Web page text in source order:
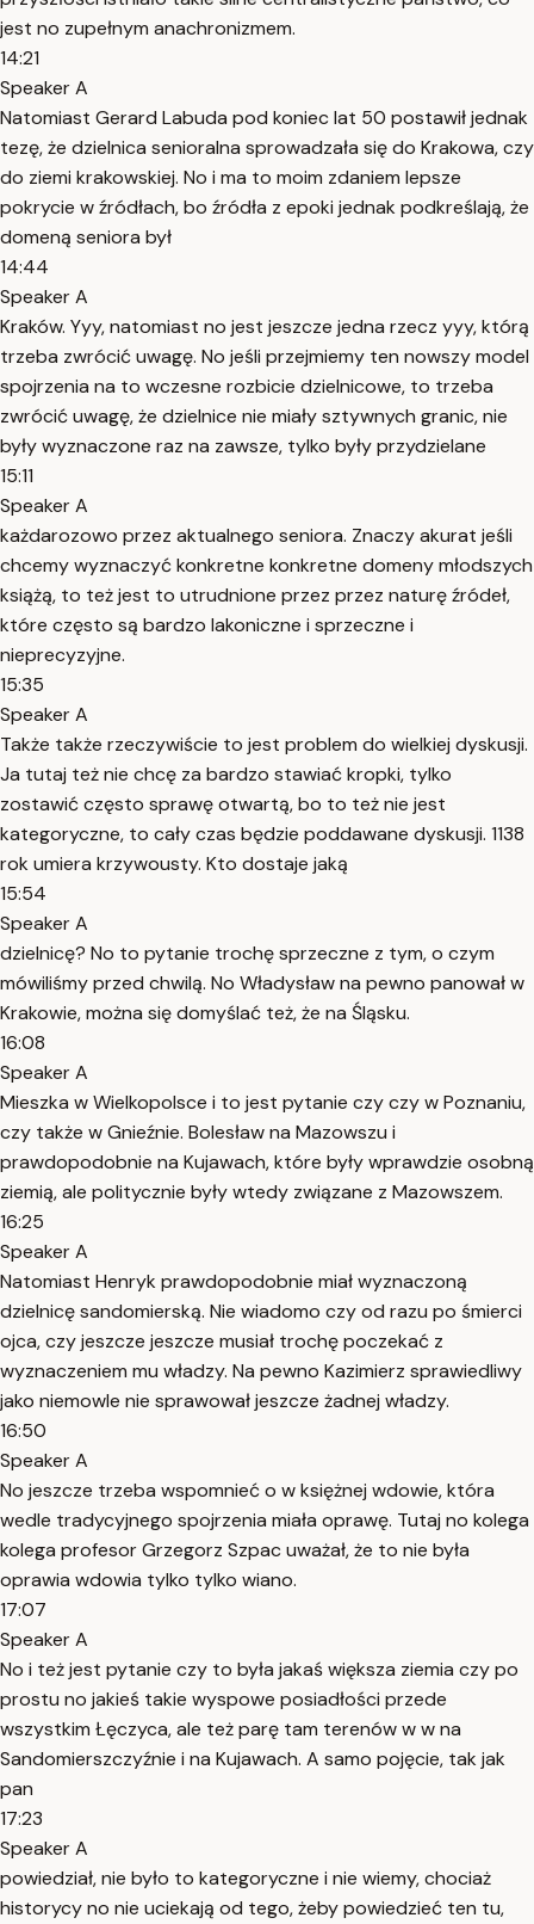
jest no zupełnym anachronizmem.
14:21
Speaker A
Natomiast Gerard Labuda pod koniec lat 50 postawił jednak
tezę, że dzielnica senioralna sprowadzała się do Krakowa, czy
do ziemi krakowskiej. No i ma to moim zdaniem lepsze
pokrycie w źródłach, bo źródła z epoki jednak podkreślają, że
domeną seniora był
14:44
Speaker A
Kraków. Yyy, natomiast no jest jeszcze jedna rzecz yyy, którą
trzeba zwrócić uwagę. No jeśli przejmiemy ten nowszy model
spojrzenia na to wczesne rozbicie dzielnicowe, to trzeba
zwrócić uwagę, że dzielnice nie miały sztywnych granic, nie
były wyznaczone raz na zawsze, tylko były przydzielane
15:11
Speaker A
każdarozowo przez aktualnego seniora. Znaczy akurat jeśli
chcemy wyznaczyć konkretne konkretne domeny młodszych
książą, to też jest to utrudnione przez przez naturę źródeł,
które często są bardzo lakoniczne i sprzeczne i
nieprecyzyjne.
15:35
Speaker A
Także także rzeczywiście to jest problem do wielkiej dyskusji.
Ja tutaj też nie chcę za bardzo stawiać kropki, tylko
zostawić często sprawę otwartą, bo to też nie jest
kategoryczne, to cały czas będzie poddawane dyskusji. 1138
rok umiera krzywousty. Kto dostaje jaką
15:54
Speaker A
dzielnicę? No to pytanie trochę sprzeczne z tym, o czym
mówiliśmy przed chwilą. No Władysław na pewno panował w
Krakowie, można się domyślać też, że na Śląsku.
16:08
Speaker A
Mieszka w Wielkopolsce i to jest pytanie czy czy w Poznaniu,
czy także w Gnieźnie. Bolesław na Mazowszu i
prawdopodobnie na Kujawach, które były wprawdzie osobną
ziemią, ale politycznie były wtedy związane z Mazowszem.
16:25
Speaker A
Natomiast Henryk prawdopodobnie miał wyznaczoną
dzielnicę sandomierską. Nie wiadomo czy od razu po śmierci
ojca, czy jeszcze jeszcze musiał trochę poczekać z
wyznaczeniem mu władzy. Na pewno Kazimierz sprawiedliwy
jako niemowle nie sprawował jeszcze żadnej władzy.
16:50
Speaker A
No jeszcze trzeba wspomnieć o w księżnej wdowie, która
wedle tradycyjnego spojrzenia miała oprawę. Tutaj no kolega
kolega profesor Grzegorz Szpac uważał, że to nie była
oprawia wdowia tylko tylko wiano.
17:07
Speaker A
No i też jest pytanie czy to była jakaś większa ziemia czy po
prostu no jakieś takie wyspowe posiadłości przede
wszystkim Łęczyca, ale też parę tam terenów w w na
Sandomierszczyźnie i na Kujawach. A samo pojęcie, tak jak
pan
17:23
Speaker A
powiedział, nie było to kategoryczne i nie wiemy, chociaż
historycy no nie uciekają od tego, żeby powiedzieć ten tu,